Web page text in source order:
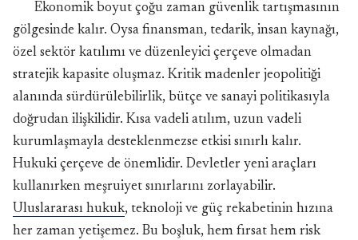
Ekonomik boyut çoğu zaman güvenlik tartışmasının
gölgesinde kalır. Oysa finansman, tedarik, insan kaynağı,
özel sektör katılımı ve düzenleyici çerçeve olmadan
stratejik kapasite oluşmaz. Kritik madenler jeopolitiği
alanında sürdürülebilirlik, bütçe ve sanayi politikasıyla
doğrudan ilişkilidir. Kısa vadeli atılım, uzun vadeli
kurumlaşmayla desteklenmezse etkisi sınırlı kalır.
Hukuki çerçeve de önemlidir. Devletler yeni araçları
kullanırken meşruiyet sınırlarını zorlayabilir.
Uluslararası hukuk, teknoloji ve güç rekabetinin hızına
her zaman yetişemez. Bu boşluk, hem fırsat hem risk